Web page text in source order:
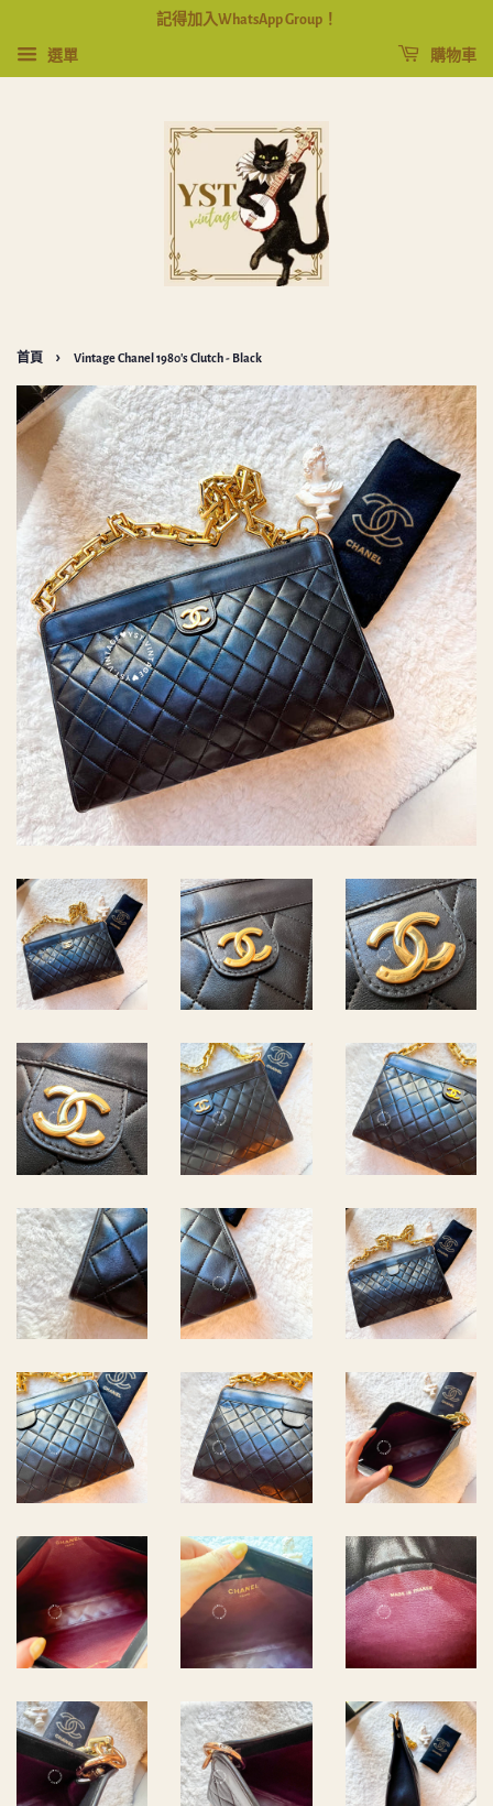
記得加入WhatsApp Group！
選單 購物車
首頁 › Vintage Chanel 1980's Clutch - Black